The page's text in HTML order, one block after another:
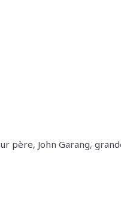
père, John Garang,